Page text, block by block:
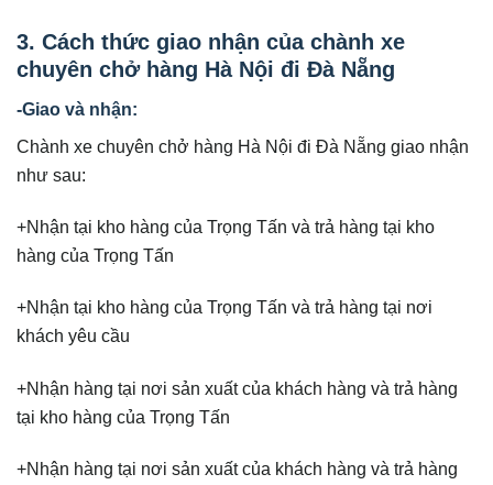
3. Cách thức giao nhận của chành xe
chuyên chở hàng Hà Nội đi Đà Nẵng
-Giao và nhận:
Chành xe chuyên chở hàng Hà Nội đi Đà Nẵng giao nhận
như sau:
+Nhận tại kho hàng của Trọng Tấn và trả hàng tại kho
hàng của Trọng Tấn
+Nhận tại kho hàng của Trọng Tấn và trả hàng tại nơi
khách yêu cầu
+Nhận hàng tại nơi sản xuất của khách hàng và trả hàng
tại kho hàng của Trọng Tấn
+Nhận hàng tại nơi sản xuất của khách hàng và trả hàng